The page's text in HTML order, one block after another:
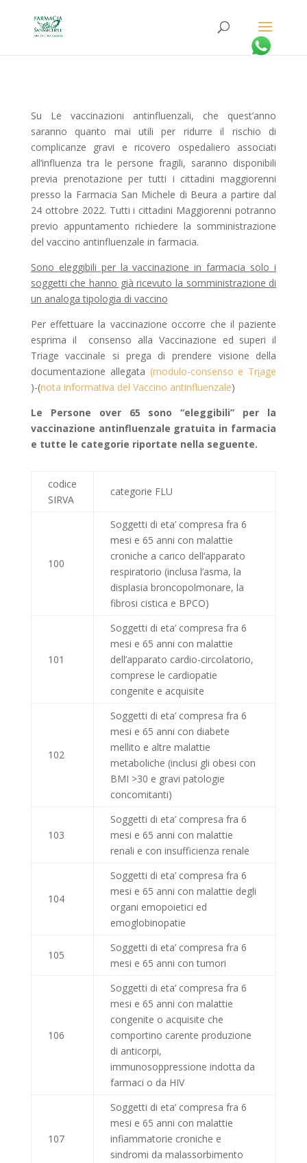
Su Le vaccinazioni antinfluenzali, che quest’anno
saranno quanto mai utili per ridurre il rischio di
complicanze gravi e ricovero ospedaliero associati
all’influenza tra le persone fragili, saranno disponibili
previa prenotazione per tutti i cittadini maggiorenni
presso la Farmacia San Michele di Beura a partire dal
24 ottobre 2022. Tutti i cittadini Maggiorenni potranno
previo appuntamento richiedere la somministrazione
del vaccino antinfluenzale in farmacia.
Sono eleggibili per la vaccinazione in farmacia solo i
soggetti che hanno già ricevuto la somministrazione di
un analoga tipologia di vaccino
Per effettuare la vaccinazione occorre che il paziente
esprima il consenso alla Vaccinazione ed superi il
Triage vaccinale si prega di prendere visione della
documentazione allegata (modulo-consenso e Triage
)-(nota informativa del Vaccino antinfluenzale)
Le Persone over 65 sono “eleggibili” per la
vaccinazione antinfluenzale gratuita in farmacia
e tutte le categorie riportate nella seguente.
codice
SIRVA
categorie FLU
100
Soggetti di eta’ compresa fra 6
mesi e 65 anni con malattie
croniche a carico dell’apparato
respiratorio (inclusa l’asma, la
displasia broncopolmonare, la
fibrosi cistica e BPCO)
101
Soggetti di eta’ compresa fra 6
mesi e 65 anni con malattie
dell’apparato cardio-circolatorio,
comprese le cardiopatie
congenite e acquisite
102
Soggetti di eta’ compresa fra 6
mesi e 65 anni con diabete
mellito e altre malattie
metaboliche (inclusi gli obesi con
BMI >30 e gravi patologie
concomitanti)
103
Soggetti di eta’ compresa fra 6
mesi e 65 anni con malattie
renali e con insufficienza renale
104
Soggetti di eta’ compresa fra 6
mesi e 65 anni con malattie degli
organi emopoietici ed
emoglobinopatie
105
Soggetti di eta’ compresa fra 6
mesi e 65 anni con tumori
106
Soggetti di eta’ compresa fra 6
mesi e 65 anni con malattie
congenite o acquisite che
comportino carente produzione
di anticorpi,
immunosoppressione indotta da
farmaci o da HIV
107
Soggetti di eta’ compresa fra 6
mesi e 65 anni con malattie
infiammatorie croniche e
sindromi da malassorbimento